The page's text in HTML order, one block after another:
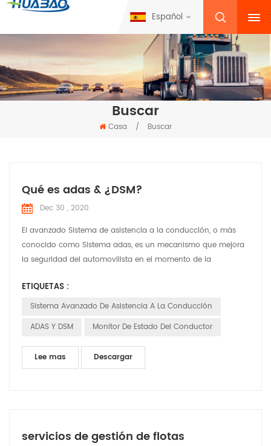
Español
Buscar
Casa / Buscar
Qué es adas & ¿DSM?
Dec 30 , 2020
El avanzado Sistema de asistencia a la conducción, o más
conocido como Sistema adas, es un mecanismo que mejora
la seguridad del automovilista en el momento de la
de tráfico o colisión con otros vehículos. DSM (Controlador
estado Monitor) es un Antifatiga sistema de conducción
conducció...
ETIQUETAS :
Sistema Avanzado De Asistencia A La Conducción
ADAS Y DSM
Monitor De Estado Del Conductor
Lee mas Descargar
servicios de gestión de flotas